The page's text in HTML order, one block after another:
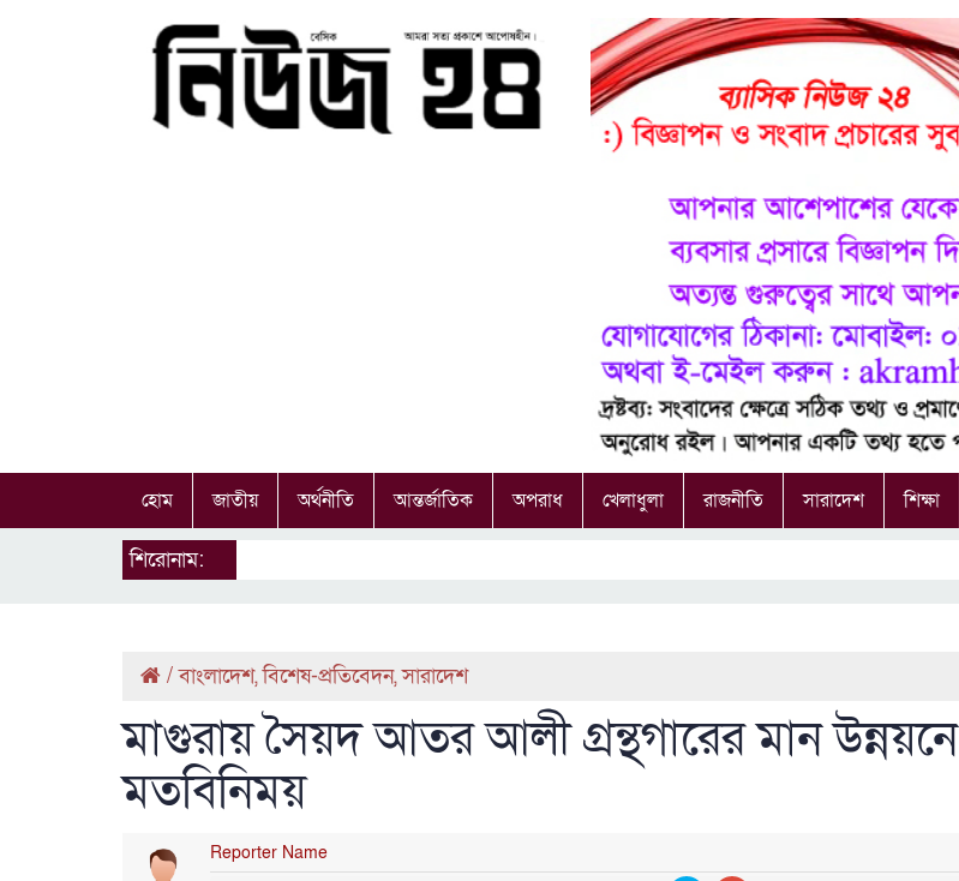
হোম জাতীয় অর্থনীতি আন্তর্জাতিক অপরাধ খেলাধুলা রাজনীতি সারাদেশ শিক্ষা
শিরোনাম:
/বাংলাদেশ,বিশেষ-প্রতিবেদন,সারাদেশ
মাগুরায় সৈয়দ আতর আলী গ্রন্থগারের মান উন্নয়নে
মতবিনিময়
Reporter Name